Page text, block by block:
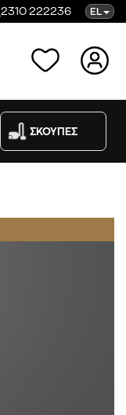
2310 222236 EL
ΣΚΟΥΠΕΣ